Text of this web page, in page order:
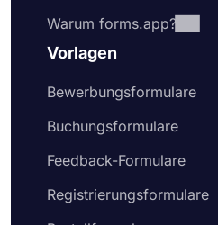
Warum forms.app?
Vorlagen
Bewerbungsformulare
Buchungsformulare
Feedback-Formulare
Registrierungsformulare